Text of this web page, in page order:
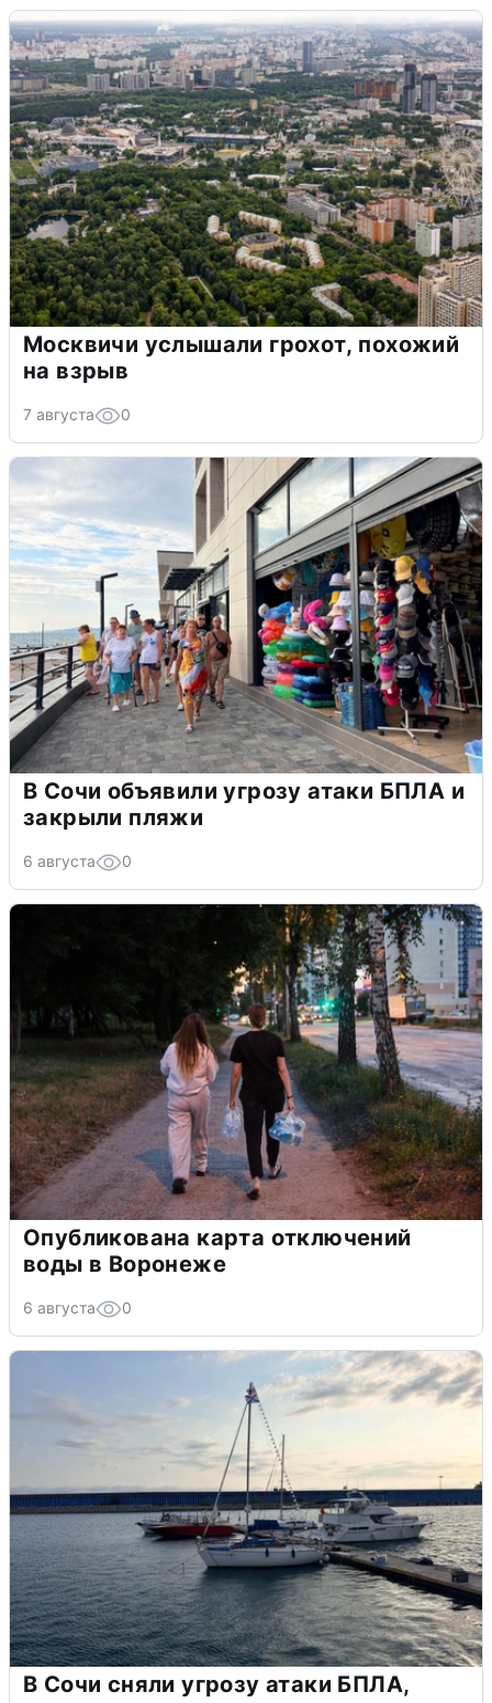
Москвичи услышали грохот, похожий
на взрыв
7 августа 0
В Сочи объявили угрозу атаки БПЛА и
закрыли пляжи
6 августа 0
Опубликована карта отключений
воды в Воронеже
6 августа 0
В Сочи сняли угрозу атаки БПЛА,